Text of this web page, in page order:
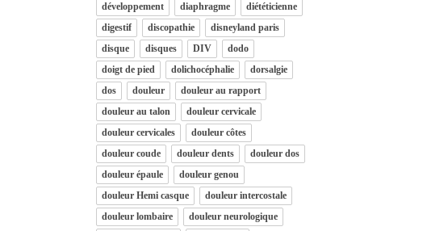
développement
diaphragme
diététicienne
digestif
discopathie
disneyland paris
disque
disques DIV
dodo
doigt de pied
dolichocéphalie
dorsalgie
dos
douleur
douleur au rapport
douleur au talon
douleur cervicale
douleur cervicales
douleur côtes
douleur coude
douleur dents
douleur dos
douleur épaule
douleur genou
douleur Hemi casque
douleur intercostale
douleur lombaire
douleur neurologique